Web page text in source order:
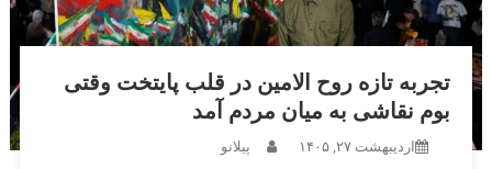
تجربه تازه روح الامین در قلب پایتخت وقتی
بوم نقاشی به میان مردم آمد
اردیبهشت ۲۷, ۱۴۰۵ پیلانو